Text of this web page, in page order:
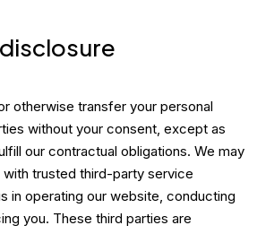
otherwise transfer your personal
without your consent, except as
our contractual obligations. We may
trusted third-party service
in operating our website, conducting
you. These third parties are